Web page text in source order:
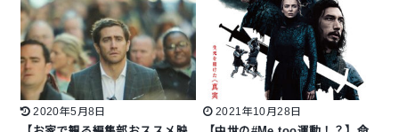
2020年5月8日
2021年10月28日